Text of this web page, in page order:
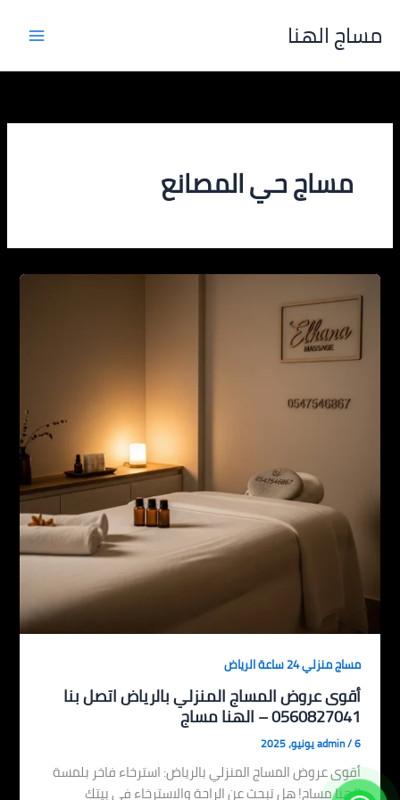
مساج الهنا
مساج حي المصانع
مساج منزلي 24 ساعة الرياض
أقوى عروض المساج المنزلي بالرياض اتصل بنا
0560827041 – الهنا مساج
admin/6 يونيو، 2025
أقوى عروض المساج المنزلي بالرياض: استرخاء فاخر بلمسة
الهنا مساج! هل تبحث عن الراحة والاسترخاء في بيتك